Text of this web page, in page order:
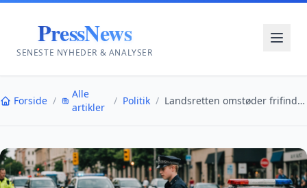
PressNews
SENESTE NYHEDER & ANALYSER
Forside /
Alle
artikler
/ Politik / Landsretten omstøder frifindelse: 31-årig dømt for...